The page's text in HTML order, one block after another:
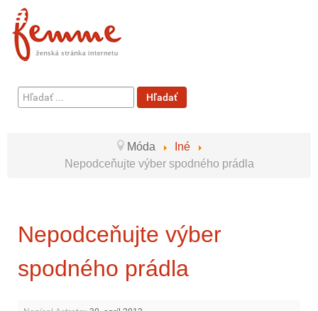
Hľadať
...
Hľadať
Móda
Iné
Nepodceňujte výber spodného prádla
Nepodceňujte výber
spodného prádla